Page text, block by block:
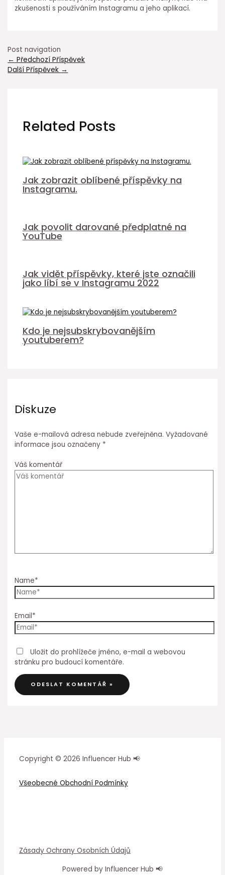
zkušenosti s používáním Instagramu a jeho aplikací.
Post navigation
← Předchozí Příspěvek
Další Příspěvek →
Related Posts
Jak zobrazit oblíbené příspěvky na
Instagramu.
Jak povolit darované předplatné na
YouTube
Jak vidět příspěvky, které jste označili
jako líbí se v Instagramu 2022
Kdo je nejsubskrybovanějším
youtuberem?
Diskuze
Vaše e-mailová adresa nebude zveřejněna. Vyžadované
informace jsou označeny *
Váš komentář
Name*
Email*
Uložit do prohlížeče jméno, e-mail a webovou
stránku pro budoucí komentáře.
Copyright © 2026 Influencer Hub 📢
Všeobecné Obchodní Podmínky
Zásady Ochrany Osobních Údajů
Powered by Influencer Hub 📢